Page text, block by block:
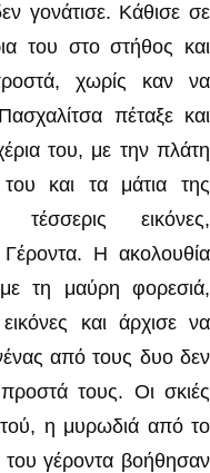
γονάτισε. Κάθισε σε
του στο στήθος και
χωρίς καν να
πέταξε και
του, με την πλάτη
και τα μάτια της
εικόνες,
Η ακολουθία
τη μαύρη φορεσιά,
και άρχισε να
από τους δυο δεν
τους. Οι σκιές
η μυρωδιά από το
γέροντα βοήθησαν